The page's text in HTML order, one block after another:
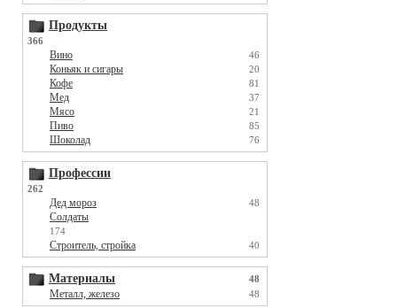
Продукты
366
Вино 46
Коньяк и сигары 20
Кофе 81
Мед 37
Мясо 21
Пиво 85
Шоколад 76
Профессии
262
Дед мороз 48
Солдаты
174
Строитель, стройка 40
Материалы 48
Металл, железо 48